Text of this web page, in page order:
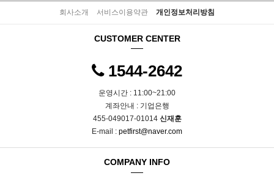
회사소개 서비스이용약관 개인정보처리방침
CUSTOMER CENTER
1544-2642
운영시간 : 11:00~21:00
계좌안내 : 기업은행
455-049017-01014 신재훈
E-mail : petfirst@naver.com
COMPANY INFO